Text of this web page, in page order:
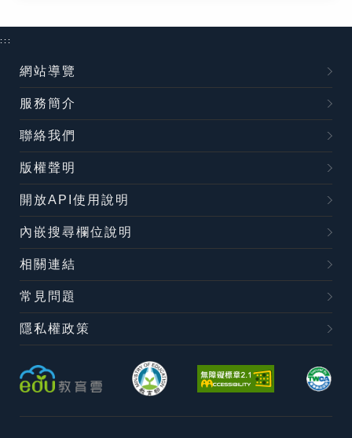
:::
網站導覽
服務簡介
聯絡我們
版權聲明
開放API使用說明
內嵌搜尋欄位說明
相關連結
常見問題
隱私權政策